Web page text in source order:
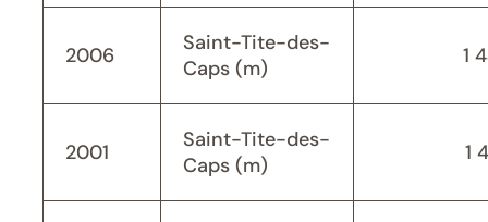
2006
Saint-Tite-des-
Caps (m)
1
2001
Saint-Tite-des-
Caps (m)
1